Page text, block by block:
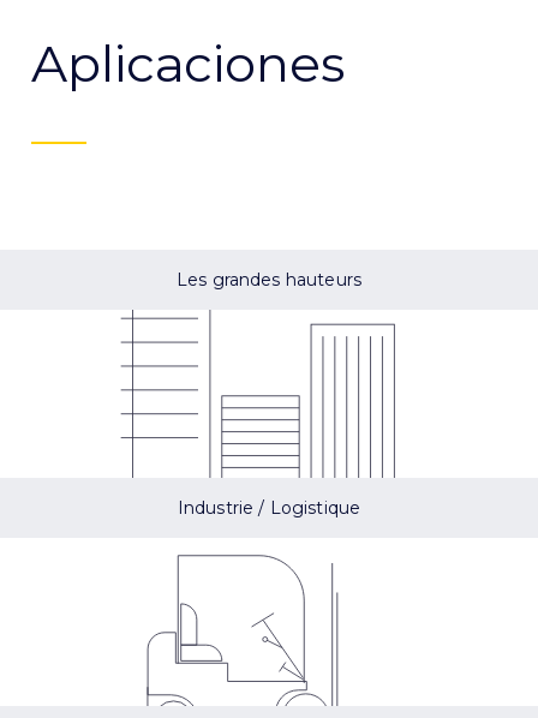
Aplicaciones
Les grandes hauteurs
Industrie / Logistique